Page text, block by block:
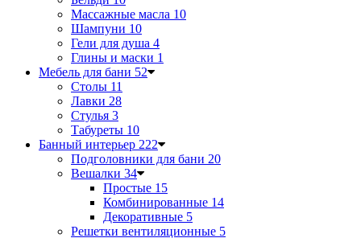
Массажные масла 10
Шампуни 10
Гели для душа 4
Глины и маски 1
Мебель для бани 52
Столы 11
Лавки 28
Стулья 3
Табуреты 10
Банный интерьер 222
Подголовники для бани 20
Вешалки 34
Простые 15
Комбинированные 14
Декоративные 5
Решетки вентиляционные 5